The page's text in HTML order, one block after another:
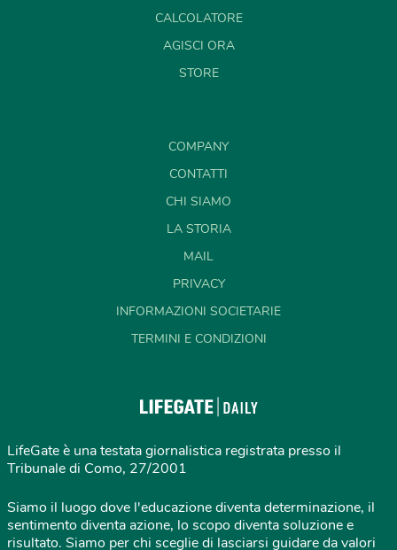
CALCOLATORE
AGISCI ORA
STORE
COMPANY
CONTATTI
CHI SIAMO
LA STORIA
MAIL
PRIVACY
INFORMAZIONI SOCIETARIE
TERMINI E CONDIZIONI
LifeGate è una testata giornalistica registrata presso il
Tribunale di Como, 27/2001
Siamo il luogo dove l'educazione diventa determinazione, il
sentimento diventa azione, lo scopo diventa soluzione e
risultato. Siamo per chi sceglie di lasciarsi guidare da valori